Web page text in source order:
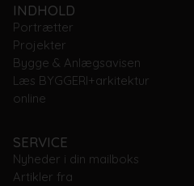
INDHOLD
Portrætter
Projekter
Bygge & Anlægsavisen
Læs BYGGERI+arkitektur
online
SERVICE
Nyheder i din mailboks
Artikler fra